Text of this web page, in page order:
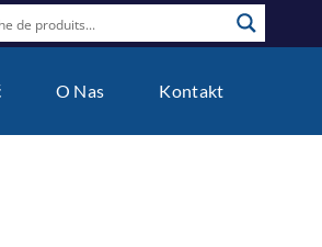
O Nas Kontakt